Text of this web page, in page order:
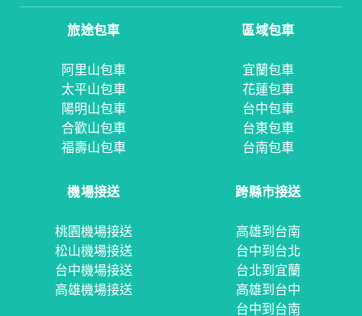
旅途包車
阿里山包車
太平山包車
陽明山包車
合歡山包車
福壽山包車
區域包車
宜蘭包車
花蓮包車
台中包車
台東包車
台南包車
機場接送
桃園機場接送
松山機場接送
台中機場接送
高雄機場接送
跨縣市接送
高雄到台南
台中到台北
台北到宜蘭
高雄到台中
台中到台南